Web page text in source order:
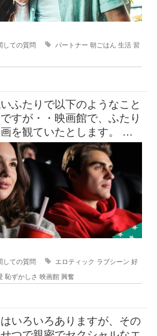
しての質問 パートナー 朝ごはん 生活 習
ふたりで以下のようなこと
すが・・映画館で、ふたり
を観ていたとします。 上
うに激
しての質問 エロティック ラブシーン 好
恥ずかしさ 映画館 興奮
いろいろありますが、その